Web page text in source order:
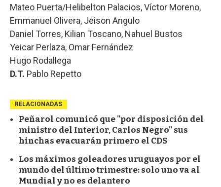
Mateo Puerta/Helibelton Palacios, Víctor Moreno,
Emmanuel Olivera, Jeison Angulo
Daniel Torres, Kilian Toscano, Nahuel Bustos
Yeicar Perlaza, Omar Fernández
Hugo Rodallega
D.T. Pablo Repetto
RELACIONADAS
Peñarol comunicó que "por disposición del
ministro del Interior, Carlos Negro" sus
hinchas evacuarán primero el CDS
Los máximos goleadores uruguayos por el
mundo del último trimestre: solo uno va al
Mundial y no es delantero